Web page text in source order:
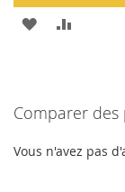
AJOUTER
LISTE
D'ACHATS
Comparer
Vous n'avez pas